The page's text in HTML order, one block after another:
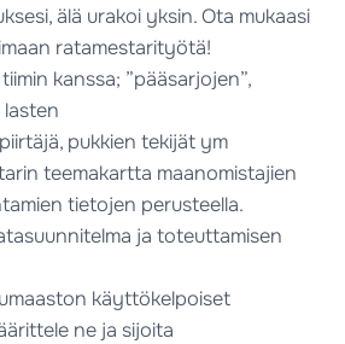
älä urakoi yksin. Ota mukaasi
ratamestarityötä!
kanssa; ”pääsarjojen”,
pukkien tekijät ym
teemakartta maanomistajien
tietojen perusteella.
ja toteuttamisen
käyttökelpoiset
ne ja sijoita